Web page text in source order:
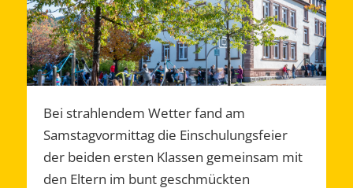
Bei strahlendem Wetter fand am
Samstagvormittag die Einschulungsfeier
der beiden ersten Klassen gemeinsam mit
den Eltern im bunt geschmückten